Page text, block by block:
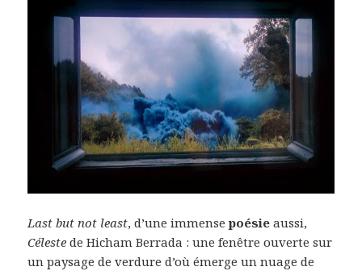
Last but not least, d’une immensepoésie aussi,
Céleste de Hicham Berrada : une fenêtre ouverte sur
un paysage de verdure d’où émerge un nuage de